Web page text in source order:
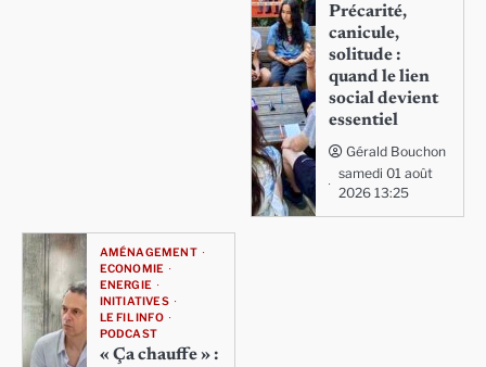
Précarité,
canicule,
solitude :
quand le lien
social devient
essentiel
Gérald Bouchon
samedi 01 août
2026 13:25
AMÉNAGEMENT
ECONOMIE
ENERGIE
INITIATIVES
LE FIL INFO
PODCAST
« Ça chauffe » :